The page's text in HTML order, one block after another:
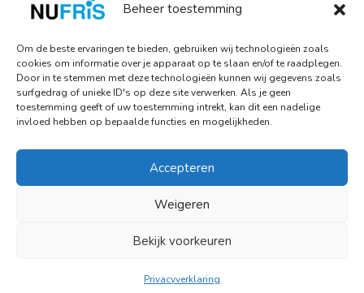
Beheer toestemming
Om de beste ervaringen te bieden, gebruiken wij technologieën zoals
cookies om informatie over je apparaat op te slaan en/of te raadplegen.
Door in te stemmen met deze technologieën kunnen wij gegevens zoals
surfgedrag of unieke ID's op deze site verwerken. Als je geen
toestemming geeft of uw toestemming intrekt, kan dit een nadelige
invloed hebben op bepaalde functies en mogelijkheden.
Accepteren
Weigeren
Bekijk voorkeuren
Privacyverklaring
085 06 06 659
© 2018 - 2026Contact
Algemene voorwaarden